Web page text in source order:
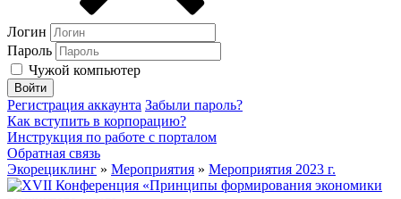
Логин
Пароль
Чужой компьютер
Войти
Регистрация аккаунта Забыли пароль?
Как вступить в корпорацию?
Инструкция по работе с порталом
Обратная связь
Экорециклинг » Мероприятия » Мероприятия 2023 г.